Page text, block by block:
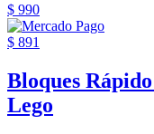
$ 990
$ 891
Bloques
Lego